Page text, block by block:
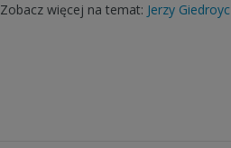
Zobacz więcej na temat: Jerzy Giedroyc